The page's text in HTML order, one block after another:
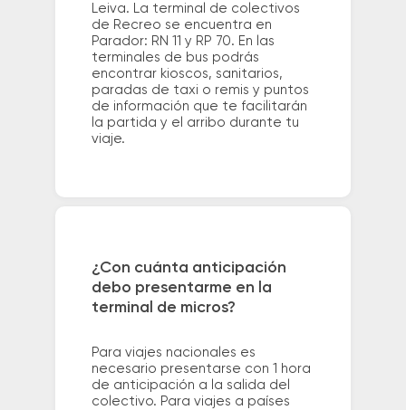
Leiva. La terminal de colectivos
de Recreo se encuentra en
Parador: RN 11 y RP 70. En las
terminales de bus podrás
encontrar kioscos, sanitarios,
paradas de taxi o remis y puntos
de información que te facilitarán
la partida y el arribo durante tu
viaje.
¿Con cuánta anticipación
debo presentarme en la
terminal de micros?
Para viajes nacionales es
necesario presentarse con 1 hora
de anticipación a la salida del
colectivo. Para viajes a países